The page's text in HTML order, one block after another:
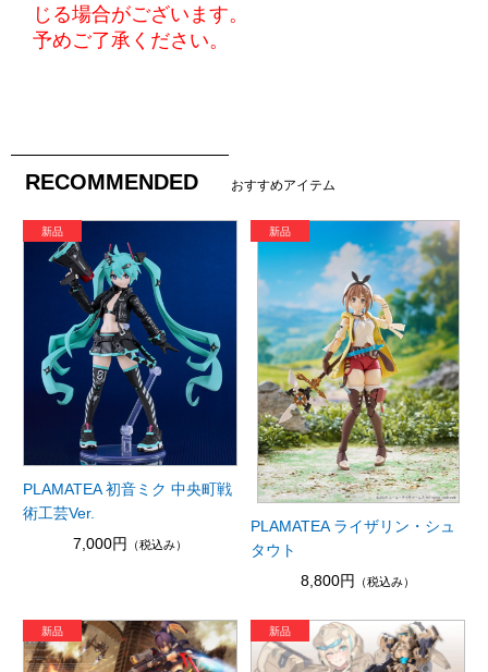
じる場合がございます。
予めご了承ください。
RECOMMENDED おすすめアイテム
PLAMATEA 初音ミク 中央町戦
術工芸Ver.
7,000円
（税込み）
PLAMATEA ライザリン・シュ
タウト
8,800円
（税込み）